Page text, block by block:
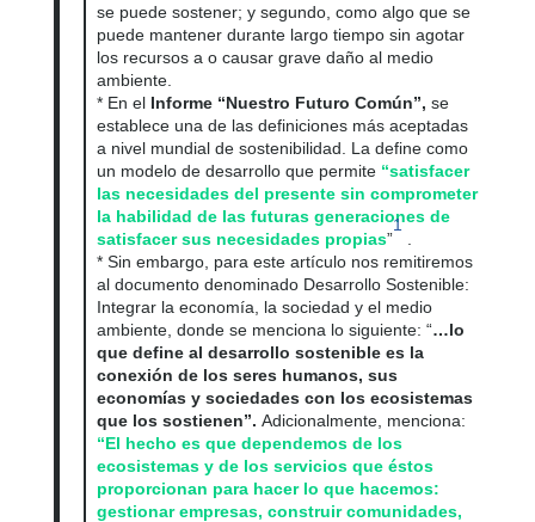
se puede sostener; y segundo, como algo que se
puede mantener durante largo tiempo sin agotar
los recursos a o causar grave daño al medio
ambiente.
* En el Informe “Nuestro Futuro Común”, se
establece una de las definiciones más aceptadas
a nivel mundial de sostenibilidad. La define como
un modelo de desarrollo que permite “satisfacer
las necesidades del presente sin comprometer
la habilidad de las futuras generaciones de
satisfacer sus necesidades propias”
1
* Sin embargo, para este artículo nos remitiremos
al documento denominado Desarrollo Sostenible:
Integrar la economía, la sociedad y el medio
ambiente, donde se menciona lo siguiente: “…lo
que define al desarrollo sostenible es la
conexión de los seres humanos, sus
economías y sociedades con los ecosistemas
que los sostienen”.Adicionalmente, menciona:
“El hecho es que dependemos de los
ecosistemas y de los servicios que éstos
proporcionan para hacer lo que hacemos:
gestionar empresas, construir comunidades,